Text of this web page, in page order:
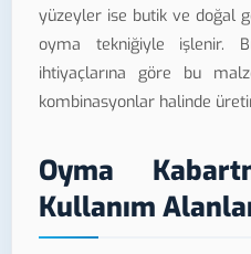
yüzeyler ise butik ve doğal
oyma tekniğiyle işlenir.
ihtiyaçlarına göre bu
kombinasyonlar halinde
Oyma
Kullanım